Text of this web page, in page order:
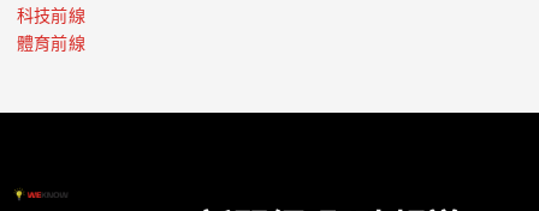
科技前線
體育前線